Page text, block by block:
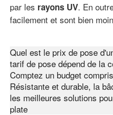
par les rayons UV. En
facilement et sont bien
Quel est le prix de pose
tarif de pose dépend de la
Comptez un budget
Résistante et durable, la
les meilleures solutions
plate